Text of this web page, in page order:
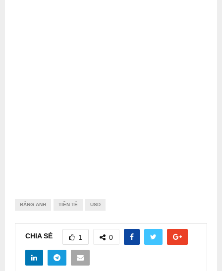
BẢNG ANH TIỀN TỆ USD
CHIA SẺ 1 0